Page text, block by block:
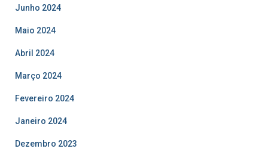
Junho 2024
Maio 2024
Abril 2024
Março 2024
Fevereiro 2024
Janeiro 2024
Dezembro 2023